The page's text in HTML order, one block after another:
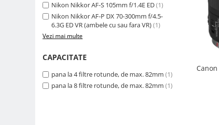
Lampi video
Stabilizatoare (Gimbal) / Steady
Accesorii diverse pt camere video
Camere Video Cinematice
Nikon Nikkor AF-S 105mm f/1.4E ED(1)
Nikon Nikkor AF-P DX 70-300mm f/4.5-
6.3G ED VR (ambele cu sau fara VR)(1)
Vezi mai multe
CAPACITATE
pana la 4 filtre rotunde, de max. 82mm (1)
pana la 8 filtre rotunde, de max. 82mm (1)